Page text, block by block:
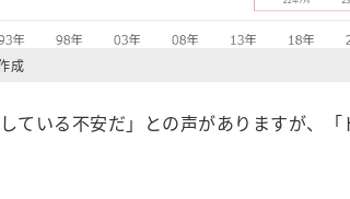
成
いる不安だ」との声がありますが、